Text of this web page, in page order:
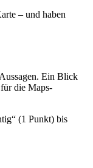
– und haben
Ein Blick
die Maps-
(1 Punkt) bis